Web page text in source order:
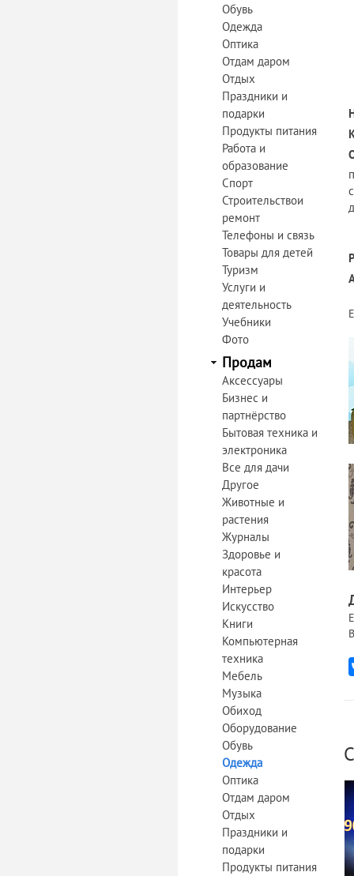
Обувь
Одежда
Оптика
Отдам даром
Отдых
Праздники и
подарки
Продукты питания
Работа и
образование
Спорт
Строительствои
ремонт
Телефоны и связь
Товары для детей
Туризм
Услуги и
деятельность
Учебники
Фото
Продам
Аксессуары
Бизнес и
партнёрство
Бытовая техника и
электроника
Все для дачи
Другое
Животные и
растения
Журналы
Здоровье и
красота
Интерьер
Искусство
Книги
Компьютерная
техника
Мебель
Музыка
Обиход
Оборудование
Обувь
Одежда
Оптика
Отдам даром
Отдых
Праздники и
подарки
Продукты питания